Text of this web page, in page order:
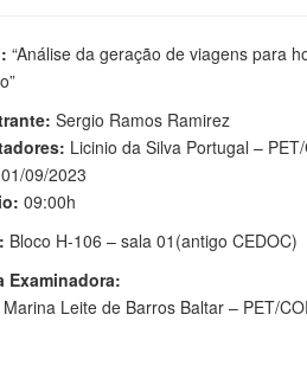
“Análise da geração de viagens para
Sergio Ramos Ramirez
Licinio da Silva Portugal –
01/09/2023
09:00h
Bloco H-106 – sala 01(antigo CEDOC)
Examinadora:
Leite de Barros Baltar – PET/